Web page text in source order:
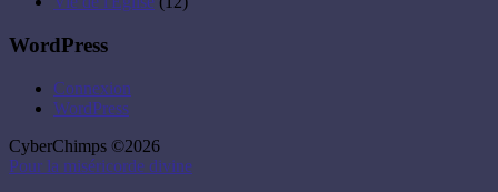
WordPress
Connexion
WordPress
CyberChimps ©2026
Pour la miséricorde divine